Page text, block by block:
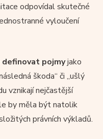
odpovídal skutečné
vyloučení
definovat pojmyjako
škoda“ či „ušlý
vznikají nejčastější
by měla být natolik
právních výkladů.